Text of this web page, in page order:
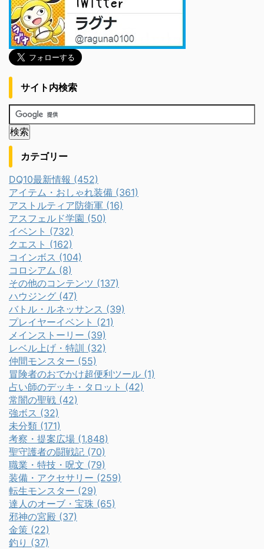
サイト内検索
カテゴリー
DQ10最新情報 (452)
アイテム・おしゃれ装備 (361)
アストルティア防衛軍 (16)
アスフェルド学園 (50)
イベント (732)
クエスト (162)
コインボス (104)
コロシアム (8)
その他のコンテンツ (137)
ハウジング (47)
バトル・ルネッサンス (39)
プレイヤーイベント (21)
メインストーリー (39)
レベル上げ・特訓 (32)
仲間モンスター (55)
冒険者のおでかけ超便利ツール (1)
占い師のデッキ・タロット (42)
常闇の聖戦 (42)
強ボス (32)
未分類 (171)
考察・提案広場 (1,848)
聖守護者の闘戦記 (70)
職業・特技・呪文 (79)
装備・アクセサリー (259)
転生モンスター (29)
達人のオーブ・宝珠 (65)
邪神の宮殿 (37)
金策 (22)
釣り (37)